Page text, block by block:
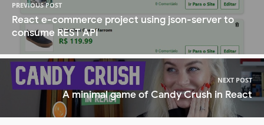
PREVIOUS POST
React e-commerce project using json-server to
consume REST API
NEXT POST
A minimal game of Candy Crush in React